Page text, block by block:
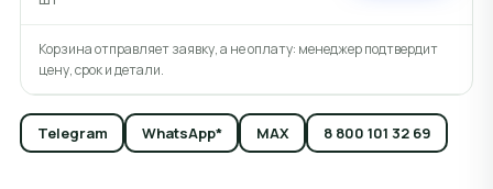
Корзина отправляет заявку, а не оплату: менеджер подтвердит
цену, срок и детали.
Telegram WhatsApp* MAX 8 800 101 32 69